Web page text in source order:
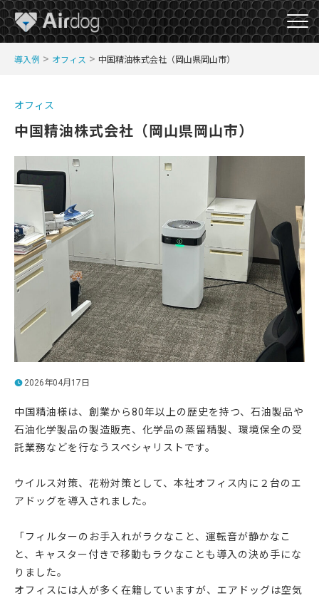
導入例 > オフィス > 中国精油株式会社（岡山県岡山市）
オフィス
中国精油株式会社（岡山県岡山市）
2026年04月17日
中国精油様は、創業から80年以上の歴史を持つ、石油製品や
石油化学製品の製造販売、化学品の蒸留精製、環境保全の受
託業務などを行なうスペシャリストです。
ウイルス対策、花粉対策として、本社オフィス内に２台のエ
アドッグを導入されました。
「フィルターのお手入れがラクなこと、運転音が静かなこ
と、キャスター付きで移動もラクなことも導入の決め手にな
りました。
オフィスには人が多く在籍していますが、エアドッグは空気